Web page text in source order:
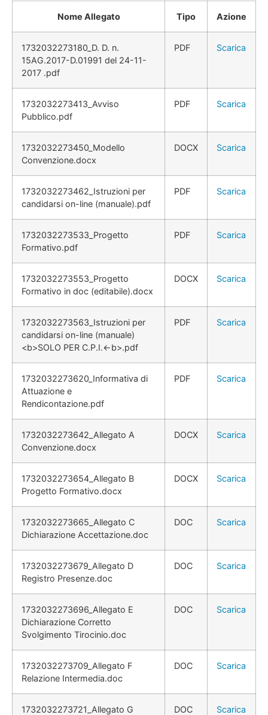
Nome Allegato Tipo Azione
1732032273180_D. D. n.
15AG.2017-D.01991 del 24-11-
2017 .pdf
PDF Scarica
1732032273413_Avviso
Pubblico.pdf
PDF Scarica
1732032273450_Modello
Convenzione.docx
DOCX Scarica
1732032273462_Istruzioni per
candidarsi on-line (manuale).pdf
PDF Scarica
1732032273533_Progetto
Formativo.pdf
PDF Scarica
1732032273553_Progetto
Formativo in doc (editabile).docx
DOCX Scarica
1732032273563_Istruzioni per
candidarsi on-line (manuale)
<b>SOLO PER C.P.I.<-b>.pdf
PDF Scarica
1732032273620_Informativa di
Attuazione e
Rendicontazione.pdf
PDF Scarica
1732032273642_Allegato A
Convenzione.docx
DOCX Scarica
1732032273654_Allegato B
Progetto Formativo.docx
DOCX Scarica
1732032273665_Allegato C
Dichiarazione Accettazione.doc
DOC Scarica
1732032273679_Allegato D
Registro Presenze.doc
DOC Scarica
1732032273696_Allegato E
Dichiarazione Corretto
Svolgimento Tirocinio.doc
DOC Scarica
1732032273709_Allegato F
Relazione Intermedia.doc
DOC Scarica
1732032273721_Allegato G DOC Scarica